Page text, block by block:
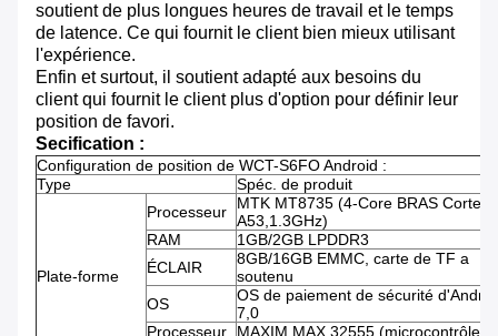
soutient de plus longues heures de travail et le temps
de latence. Ce qui fournit le client bien mieux utilisant
l'expérience.
Enfin et surtout, il soutient adapté aux besoins du
client qui fournit le client plus d'option pour définir leur
position de favori.
Secification :
Configuration de position de WCT-S6FO Android :
Type
Spéc. de produit
Plate-forme
Processeur
MTK MT8735 (4-Core BRAS Cortex-
A53,1.3GHz)
RAM
1GB/2GB LPDDR3
ÉCLAIR
8GB/16GB EMMC, carte de TF a
soutenu
OS
OS de paiement de sécurité
7,0
Processeur
MAXIM MAX 32555